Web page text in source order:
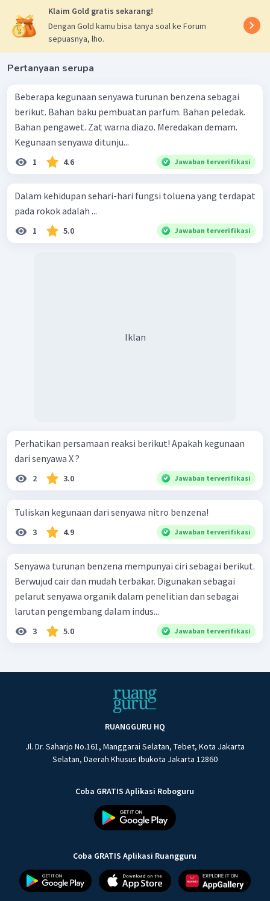
Klaim Gold gratis sekarang!
Dengan Gold kamu bisa tanya soal ke Forum
sepuasnya, lho.
Pertanyaan serupa
Beberapa kegunaan senyawa turunan benzena sebagai
berikut. Bahan baku pembuatan parfum. Bahan peledak.
Bahan pengawet. Zat warna diazo. Meredakan demam.
Kegunaan senyawa ditunju...
1 4.6 Jawaban terverifikasi
Dalam kehidupan sehari-hari fungsi toluena yang terdapat
pada rokok adalah ...
1 5.0 Jawaban terverifikasi
Iklan
Perhatikan persamaan reaksi berikut! Apakah kegunaan
dari senyawa X ?
2 3.0 Jawaban terverifikasi
Tuliskan kegunaan dari senyawa nitro benzena!
3 4.9 Jawaban terverifikasi
Senyawa turunan benzena mempunyai ciri sebagai berikut.
Berwujud cair dan mudah terbakar. Digunakan sebagai
pelarut senyawa organik dalam penelitian dan sebagai
larutan pengembang dalam indus...
3 5.0 Jawaban terverifikasi
RUANGGURU HQ
Jl. Dr. Saharjo No.161, Manggarai Selatan, Tebet, Kota Jakarta
Selatan, Daerah Khusus Ibukota Jakarta 12860
Coba GRATIS Aplikasi Roboguru
Coba GRATIS Aplikasi Ruangguru